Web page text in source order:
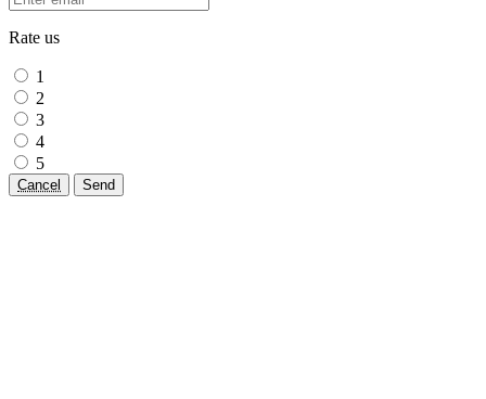
Rate us
1
2
3
4
5
Cancel Send